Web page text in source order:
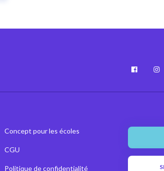
Concept pour les écoles
CGU
Politique de confidentialité